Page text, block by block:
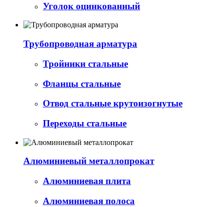
Уголок оцинкованный
Трубопроводная арматура
Тройники стальные
Фланцы стальные
Отвод стальные крутоизогнутые
Переходы стальные
Алюминиевый металлопрокат
Алюминиевая плита
Алюминиевая полоса